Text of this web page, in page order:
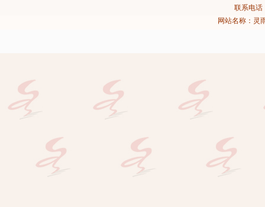
联系电话
网站名称：灵